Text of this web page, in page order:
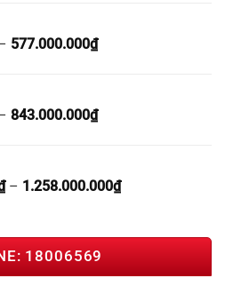
577.000.000₫
843.000.000₫
– 1.258.000.000₫
18006569